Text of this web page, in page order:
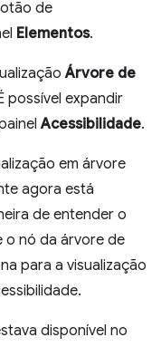
de
Elementos.
Árvore de
possível expandir
Acessibilidade.
em árvore
agora está
de entender o
o nó da árvore de
para a visualização
disponível no